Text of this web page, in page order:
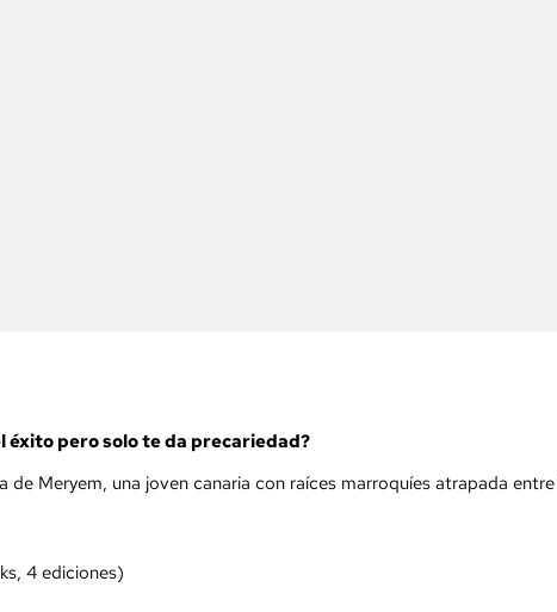
éxito pero solo te da precariedad?
de Meryem, una joven canaria con raíces marroquíes atrapada
4 ediciones)